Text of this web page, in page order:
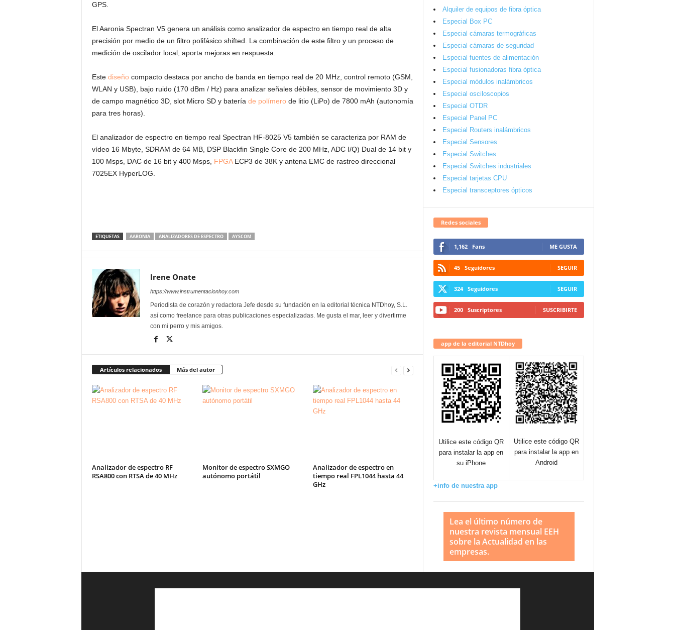
GPS.
El Aaronia Spectran V5 genera un análisis como analizador de espectro en tiempo real de alta
precisión por medio de un filtro polifásico shifted. La combinación de este filtro y un proceso de
medición de oscilador local, aporta mejoras en respuesta.
Este diseñocompacto destaca por ancho de banda en tiempo real de 20 MHz, control remoto (GSM,
WLAN y USB), bajo ruido (170 dBm / Hz) para analizar señales débiles, sensor de movimiento 3D y
de campo magnético 3D, slot Micro SD y batería de polímerode litio (LiPo) de 7800 mAh (autonomía
para tres horas).
El analizador de espectro en tiempo real Spectran HF-8025 V5 también se caracteriza por RAM de
vídeo 16 Mbyte, SDRAM de 64 MB, DSP Blackfin Single Core de 200 MHz, ADC I/Q) Dual de 14 bit y
100 Msps, DAC de 16 bit y 400 Msps, FPGAECP3 de 38K y antena EMC de rastreo direccional
7025EX HyperLOG.
ETIQUETAS AARONIA ANALIZADORES DE ESPECTRO AYSCOM
Irene Onate
https://www.instrumentacionhoy.com
Periodista de corazón y redactora Jefe desde su fundación en la editorial técnica NTDhoy, S.L.
así como freelance para otras publicaciones especializadas. Me gusta el mar, leer y divertirme
con mi perro y mis amigos.
Artículos relacionados Más del autor
Analizador de espectro RF
RSA800 con RTSA de 40 MHz
Monitor de espectro SXMGO
autónomo portátil
Analizador de espectro en
tiempo real FPL1044 hasta 44
GHz
Alquiler de equipos de fibra óptica
Especial Box PC
Especial cámaras termográficas
Especial cámaras de seguridad
Especial fuentes de alimentación
Especial fusionadoras fibra óptica
Especial módulos inalámbricos
Especial osciloscopios
Especial OTDR
Especial Panel PC
Especial Routers inalámbricos
Especial Sensores
Especial Switches
Especial Switches industriales
Especial tarjetas CPU
Especial transceptores ópticos
Redes sociales
1,162 Fans ME GUSTA
45 Seguidores SEGUIR
324 Seguidores SEGUIR
200 Suscriptores SUSCRIBIRTE
app de la editorial NTDhoy
Utilice este código QR
para instalar la app en
su iPhone
Utilice este código QR
para instalar la app en
Android
+info de nuestra app
Lea el último número de
nuestra revista mensual EEH
sobre la Actualidad en las
empresas.